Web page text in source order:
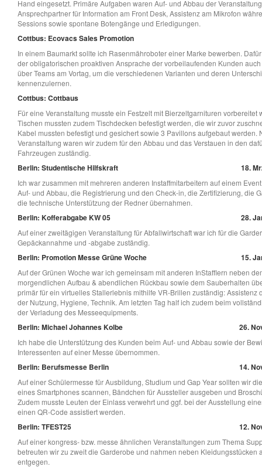
Hand eingesetzt. Primäre Aufgaben waren Auf- und Abbau der
Ansprechpartner für Information am Front Desk, Assistenz am Mikrofon
Sessions sowie spontane Botengänge und Erledigungen.
Cottbus: Ecovacs Sales Promotion
In einem Baumarkt sollte ich Rasenmähroboter einer Marke bewerben.
der obligatorischen proaktiven Ansprache der vorbeilaufenden Kunden
über Teams am Vortag, um die verschiedenen Varianten und deren
kennenzulernen.
Cottbus: Cottbaus
Für eine Veranstaltung musste ein Festzelt mit Bierzeltgarnituren vorbereitet
Tischen mussten zudem Tischdecken befestigt werden, die wir zuvor
Kabel mussten befestigt und gesichert sowie 3 Pavillons aufgebaut werden.
Veranstaltung waren wir zudem für den Abbau und das Verstauen in den
Fahrzeugen zuständig.
Berlin: Studentische Hilfskraft 18.
Ich war zusammen mit mehreren anderen Instaffmitarbeitern auf einem
Auf- und Abbau, die Registrierung und den Check-in, die Zertifizierung, die
die technische Unterstützung der Redner übernahmen.
Berlin: Kofferabgabe KW 05 28.
Auf einer zweitägigen Veranstaltung für Abfallwirtschaft war ich für die
Gepäckannahme und -abgabe zuständig.
Berlin: Promotion Messe Grüne Woche 15.
Auf der Grünen Woche war ich gemeinsam mit anderen InStafflern neben
morgendlichen Aufbau & abendlichen Rückbau sowie dem Sauberhalten
primär für ein virtuelles Stallerlebnis mithilfe VR-Brillen zuständig: Assistenz
der Nutzung, Hygiene, Technik. Am letzten Tag half ich zudem beim
der Verladung des Messeequipments.
Berlin: Michael Johannes Kolbe 26.
Ich habe die Unterstützung des Kunden beim Auf- und Abbau sowie der
Interessenten auf einer Messe übernommen.
Berlin: Berufsmesse Berlin 14.
Auf einer Schülermesse für Ausbildung, Studium und Gap Year sollten wir
eines Smartphones scannen, Bändchen für Aussteller ausgeben und
Zudem musste Leuten der Einlass verwehrt und ggf. bei der Ausstellung
einen QR-Code assistiert werden.
Berlin: TFEST25 12.
Auf einer kongress- bzw. messe ähnlichen Veranstaltungen zum Thema
betreuten wir zu zweit die Garderobe und nahmen neben Kleidungsstücken
entgegen.